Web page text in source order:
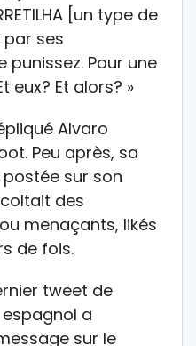
[un type de
ses
Pour une
eux? Et alors? »
Alvaro
Peu après, sa
sur son
des
menaçants, likés
de fois.
tweet de
a
sur le